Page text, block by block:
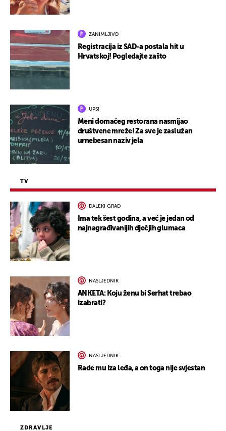
ZDRAVLJE
ZANIMLJIVO
Registracija iz SAD-a postala hit u
Hrvatskoj! Pogledajte zašto
UPS!
Meni domaćeg restorana nasmijao
društvene mreže! Za sve je zaslužan
urnebesan naziv jela
TV
DALEKI GRAD
Ima tek šest godina, a već je jedan od
najnagrađivanijih dječjih glumaca
NASLJEDNIK
ANKETA: Koju ženu bi Serhat trebao
izabrati?
NASLJEDNIK
Rade mu iza leđa, a on toga nije svjestan